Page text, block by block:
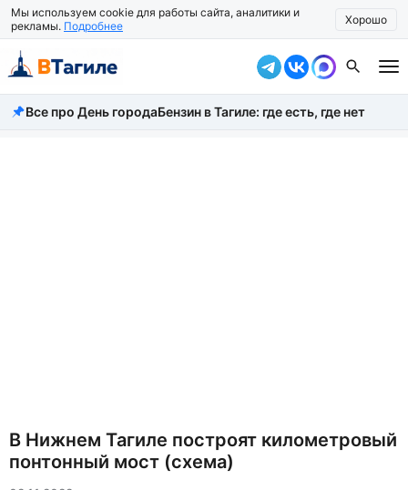
Мы используем cookie для работы сайта, аналитики и
рекламы. Подробнее Хорошо
Все новости
Все про День городаБензин в Тагиле: где есть, где нет
В Нижнем Тагиле построят километровый
понтонный мост (схема)